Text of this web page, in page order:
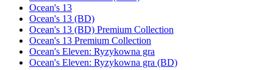
Ocean's 13
Ocean's 13 (BD)
Ocean's 13 (BD) Premium Collection
Ocean's 13 Premium Collection
Ocean's Eleven: Ryzykowna gra
Ocean's Eleven: Ryzykowna gra (BD)